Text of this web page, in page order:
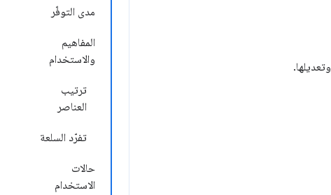
مدى التوفّر
المفاهيم
والاستخدام
ترتيب
العناصر
تفرّد السلعة
حالات
الاستخدام
وتعديلها.